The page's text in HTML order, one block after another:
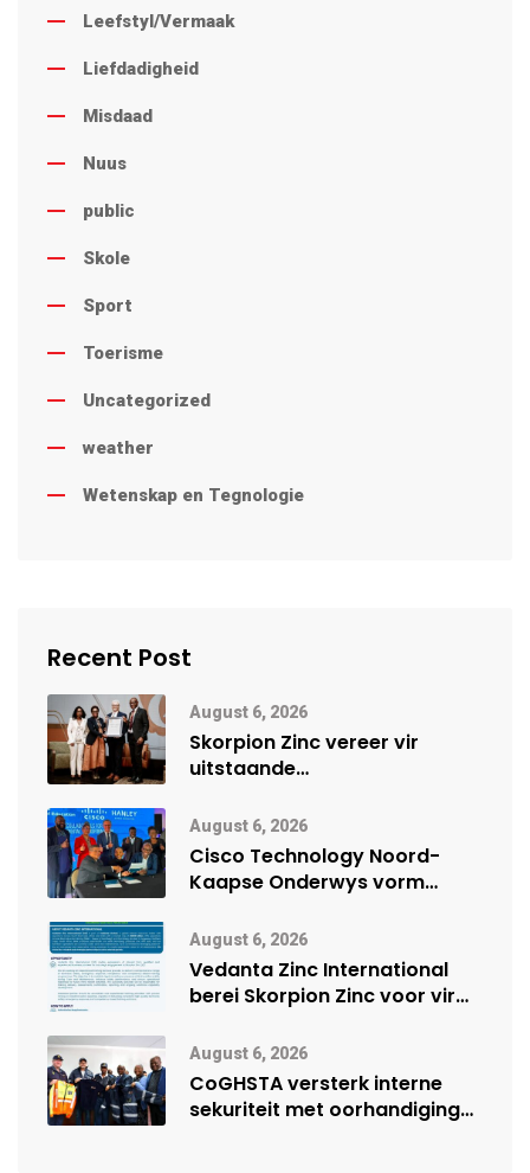
Leefstyl/Vermaak
Liefdadigheid
Misdaad
Nuus
public
Skole
Sport
Toerisme
Uncategorized
weather
Wetenskap en Tegnologie
Recent Post
August 6, 2026
Skorpion Zinc vereer vir
uitstaande
Namibië Mynbou Ekspo
August 6, 2026
Cisco Technology Noord-
Kaapse Onderwys vorm
vennootskap
August 6, 2026
Vedanta Zinc International
berei Skorpion Zinc voor vir
August 6, 2026
CoGHSTA versterk interne
sekuriteit met oorhandiging